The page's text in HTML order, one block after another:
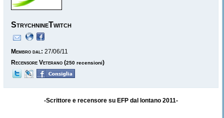
StrychnineTwitch
Membro dal: 27/06/11
Recensore Veterano (250 recensioni)
-Scrittore e recensore su EFP dal lontano 2011-